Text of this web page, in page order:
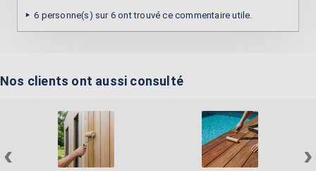
6 personne(s) sur 6 ont trouvé ce commentaire utile.
Nos clients ont aussi consulté
‹ ›